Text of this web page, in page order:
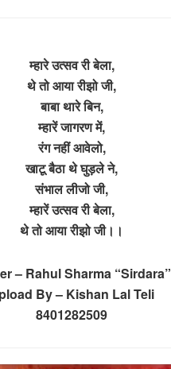
म्हारे उत्सव री बेला,
थे तो आया रीझो जी,
बाबा थारे बिन,
म्हारें जागरण में,
रंग नहीं आवेलो,
खाटू बैठा थे घुड़ले ने,
संभाल लीजो जी,
म्हारें उत्सव री बेला,
थे तो आया रीझो जी।।
– Rahul Sharma “Sirdara”
By – Kishan Lal Teli
8401282509